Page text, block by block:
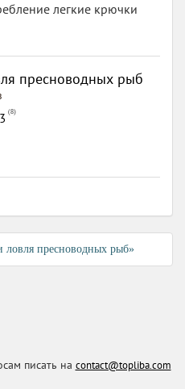
легкие крючки
пресноводных рыб
(8)
пресноводных рыб»
писать на contact@topliba.com